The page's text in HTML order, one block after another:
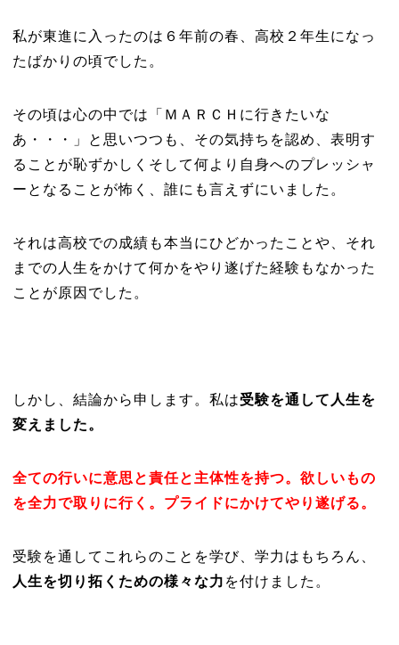
私が東進に入ったのは６年前の春、高校２年生になっ
たばかりの頃でした。
その頃は心の中では「ＭＡＲＣＨに行きたいな
あ・・・」と思いつつも、その気持ちを認め、表明す
ることが恥ずかしくそして何より自身へのプレッシャ
ーとなることが怖く、誰にも言えずにいました。
それは高校での成績も本当にひどかったことや、それ
までの人生をかけて何かをやり遂げた経験もなかった
ことが原因でした。
しかし、結論から申します。私は受験を通して人生を
変えました。
全ての行いに意思と責任と主体性を持つ。欲しいもの
を全力で取りに行く。プライドにかけてやり遂げる。
受験を通してこれらのことを学び、学力はもちろん、
人生を切り拓くための様々な力 を付けました。